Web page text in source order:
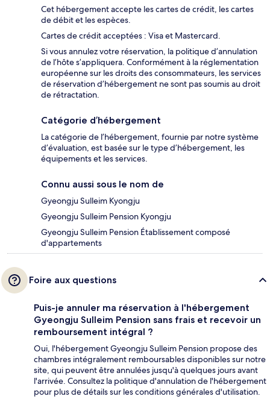
Cet hébergement accepte les cartes de crédit, les cartes
de débit et les espèces.
Cartes de crédit acceptées : Visa et Mastercard.
Si vous annulez votre réservation, la politique d’annulation
de l’hôte s’appliquera. Conformément à la réglementation
européenne sur les droits des consommateurs, les services
de réservation d’hébergement ne sont pas soumis au droit
de rétractation.
Catégorie d’hébergement
La catégorie de l’hébergement, fournie par notre système
d’évaluation, est basée sur le type d’hébergement, les
équipements et les services.
Connu aussi sous le nom de
Gyeongju Sulleim Kyongju
Gyeongju Sulleim Pension Kyongju
Gyeongju Sulleim Pension Établissement composé
d'appartements
Foire aux questions
Puis-je annuler ma réservation à l'hébergement
Gyeongju Sulleim Pension sans frais et recevoir un
remboursement intégral ?
Oui, l'hébergement Gyeongju Sulleim Pension propose des
chambres intégralement remboursables disponibles sur notre
site, qui peuvent être annulées jusqu'à quelques jours avant
l'arrivée. Consultez la politique d'annulation de l'hébergement
pour plus de détails sur les conditions générales d'utilisation.